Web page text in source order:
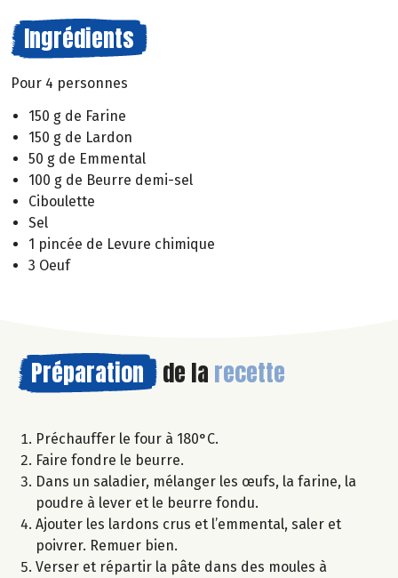
Ingrédients
Pour 4 personnes
150 g de Farine
150 g de Lardon
50 g de Emmental
100 g de Beurre demi-sel
Ciboulette
Sel
1 pincée de Levure chimique
3 Oeuf
Préparation de la recette
Préchauffer le four à 180°C.
Faire fondre le beurre.
Dans un saladier, mélanger les œufs, la farine, la
poudre à lever et le beurre fondu.
Ajouter les lardons crus et l’emmental, saler et
poivrer. Remuer bien.
Verser et répartir la pâte dans des moules à